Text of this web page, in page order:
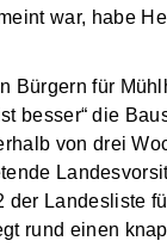
war, habe
Bürgern für
besser“ die
von drei
der Landesliste
rund einen